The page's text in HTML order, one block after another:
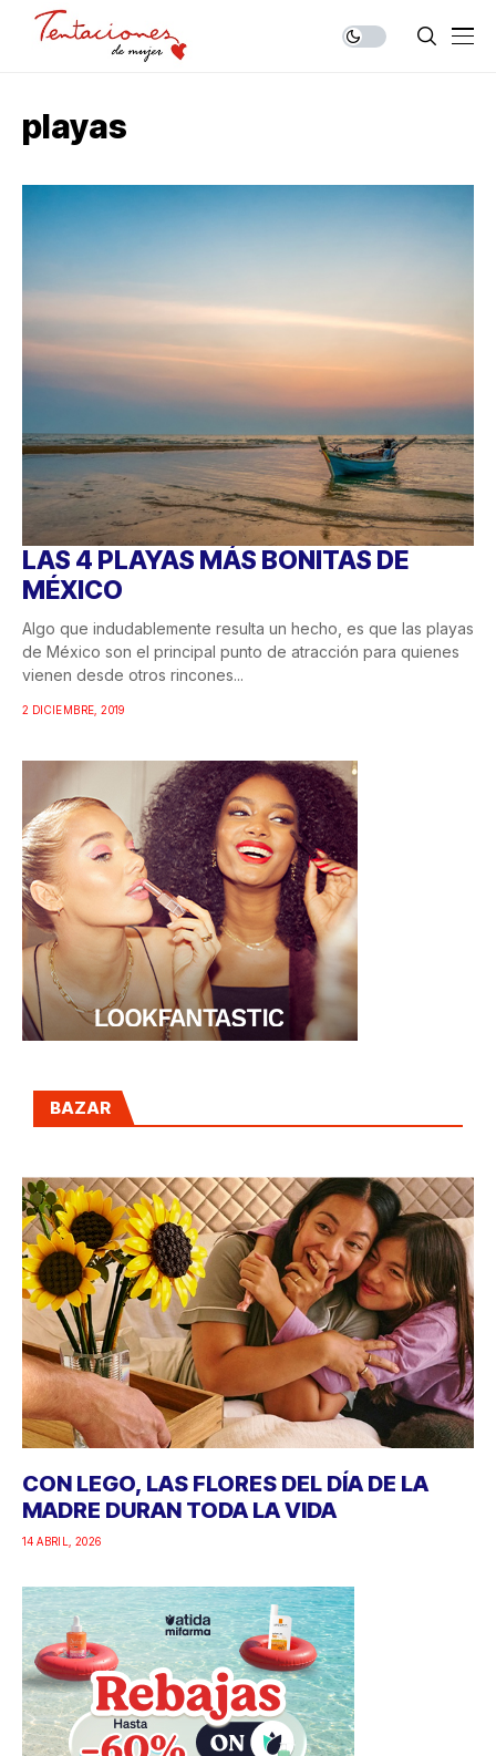
playas
LAS 4 PLAYAS MÁS BONITAS DE
MÉXICO
Algo que indudablemente resulta un hecho, es que las playas
de México son el principal punto de atracción para quienes
vienen desde otros rincones...
2 DICIEMBRE, 2019
BAZAR
CON LEGO, LAS FLORES DEL DÍA DE LA
MADRE DURAN TODA LA VIDA
14 ABRIL, 2026